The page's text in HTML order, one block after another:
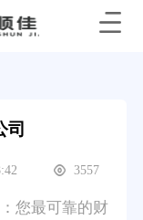
司
3557
您最可靠的财